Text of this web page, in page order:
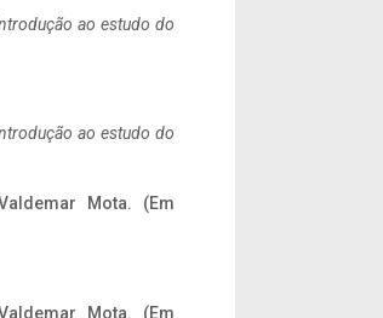
ao estudo do
ao estudo do
Mota. (Em
Mota. (Em